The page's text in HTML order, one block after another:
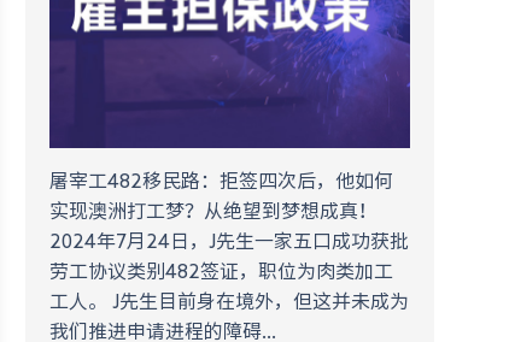
屠宰工482移民路：拒签四次后，他如何
实现澳洲打工梦？从绝望到梦想成真！
2024年7月24日，J先生一家五口成功获批
劳工协议类别482签证，职位为肉类加工
工人。 J先生目前身在境外，但这并未成为
我们推进申请进程的障碍...